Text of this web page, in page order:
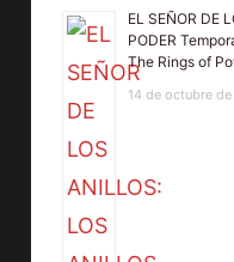
EL SEÑOR DE
PODER
The Rings of
14 de octubre